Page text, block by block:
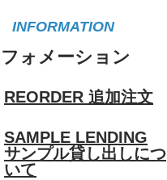
INFORMATION
ォメーション
REORDER 追加注文
SAMPLE LENDING
サンプル貸し出しにつ
いて